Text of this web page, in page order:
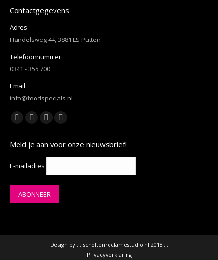
Contactgegevens
Adres
Handelsweg 44, 3881 LS Putten
Telefoonnummer
0341 - 356 700
Email
info@foodspecials.nl
Vind ons op:
Facebook
opens
window
YouTube
opens
in
window
Linkedin
opens
new
window
Instagram
opens
new
Meld je aan voor onze nieuwsbrief!
E-mailadres
Design by ::: scholtenreclamestudio.nl 2018 :::
Privacyverklaring